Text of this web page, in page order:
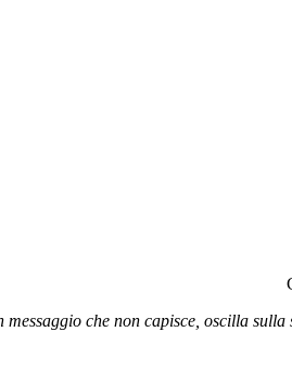
che non capisce, oscilla